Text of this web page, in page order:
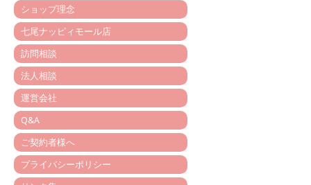
ショップ理念
七尾ナッピィモール店
訪問相談
法人相談
運営会社
Q&A
ご契約者様へ
プライバシーポリシー